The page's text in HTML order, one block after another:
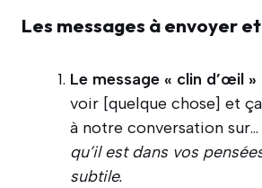
Les messages à envoyer
Le message « clin d’œil »
voir [quelque chose] et
à notre conversation sur…
qu’il est dans vos
subtile.